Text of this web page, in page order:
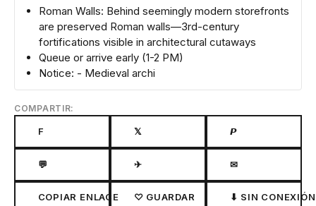
Roman Walls: Behind seemingly modern storefronts
are preserved Roman walls—3rd-century
fortifications visible in architectural cutaways
Queue or arrive early (1-2 PM)
Notice: - Medieval archi
COMPARTIR:
F 𝕏 𝙋
💬 ✈ ✉
COPIAR ENLACE ♡ GUARDAR ⬇ SIN CONEXIÓN